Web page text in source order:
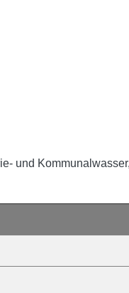
und